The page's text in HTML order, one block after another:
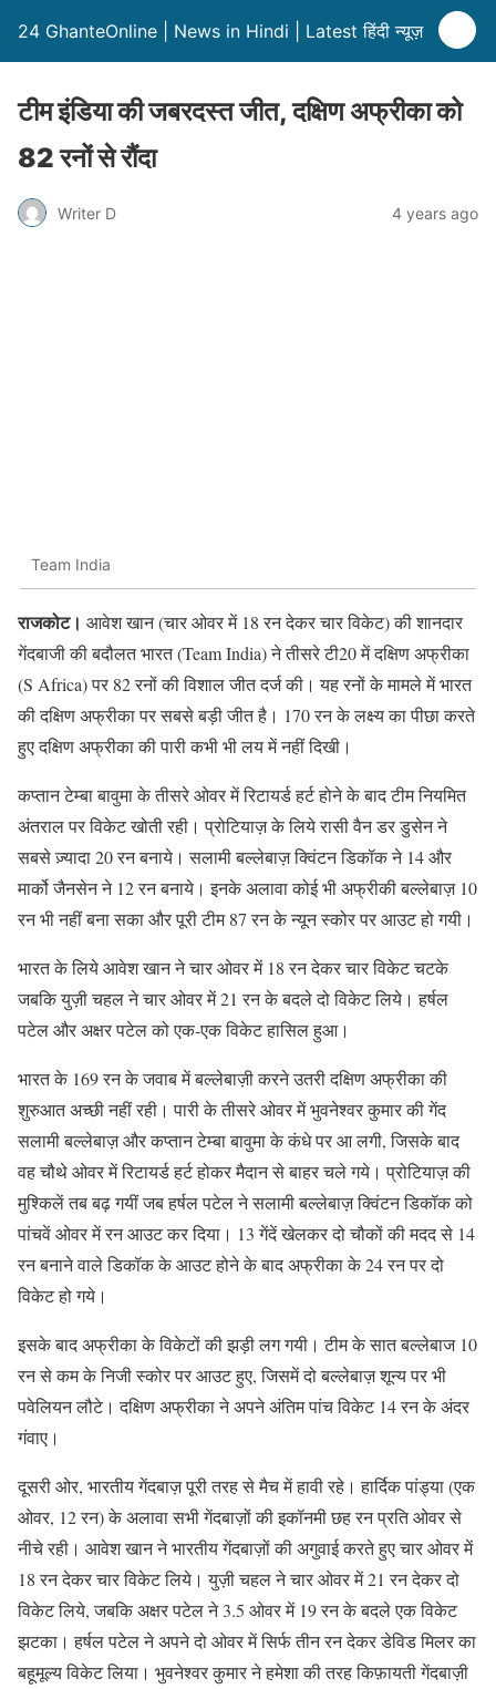
24 GhanteOnline | News in Hindi | Latest हिंदी न्यूज़
टीम इंडिया की जबरदस्त जीत, दक्षिण अफ्रीका को
82 रनों से रौंदा
Writer D 4 years ago
Team India
राजकोट। आवेश खान (चार ओवर में 18 रन देकर चार विकेट) की शानदार
गेंदबाजी की बदौलत भारत (Team India) ने तीसरे टी20 में दक्षिण अफ्रीका
(S Africa) पर 82 रनों की विशाल जीत दर्ज की। यह रनों के मामले में भारत
की दक्षिण अफ्रीका पर सबसे बड़ी जीत है। 170 रन के लक्ष्य का पीछा करते
हुए दक्षिण अफ्रीका की पारी कभी भी लय में नहीं दिखी।
कप्तान टेम्बा बावुमा के तीसरे ओवर में रिटायर्ड हर्ट होने के बाद टीम नियमित
अंतराल पर विकेट खोती रही। प्रोटियाज़ के लिये रासी वैन डर डुसेन ने
सबसे ज़्यादा 20 रन बनाये। सलामी बल्लेबाज़ क्विंटन डिकॉक ने 14 और
मार्को जैनसेन ने 12 रन बनाये। इनके अलावा कोई भी अफ्रीकी बल्लेबाज़ 10
रन भी नहीं बना सका और पूरी टीम 87 रन के न्यून स्कोर पर आउट हो गयी।
भारत के लिये आवेश खान ने चार ओवर में 18 रन देकर चार विकेट चटके
जबकि युज़ी चहल ने चार ओवर में 21 रन के बदले दो विकेट लिये। हर्षल
पटेल और अक्षर पटेल को एक-एक विकेट हासिल हुआ।
भारत के 169 रन के जवाब में बल्लेबाज़ी करने उतरी दक्षिण अफ्रीका की
शुरुआत अच्छी नहीं रही। पारी के तीसरे ओवर में भुवनेश्वर कुमार की गेंद
सलामी बल्लेबाज़ और कप्तान टेम्बा बावुमा के कंधे पर आ लगी, जिसके बाद
वह चौथे ओवर में रिटायर्ड हर्ट होकर मैदान से बाहर चले गये। प्रोटियाज़ की
मुश्किलें तब बढ़ गयीं जब हर्षल पटेल ने सलामी बल्लेबाज़ क्विंटन डिकॉक को
पांचवें ओवर में रन आउट कर दिया। 13 गेंदें खेलकर दो चौकों की मदद से 14
रन बनाने वाले डिकॉक के आउट होने के बाद अफ्रीका के 24 रन पर दो
विकेट हो गये।
इसके बाद अफ्रीका के विकेटों की झड़ी लग गयी। टीम के सात बल्लेबाज 10
रन से कम के निजी स्कोर पर आउट हुए, जिसमें दो बल्लेबाज़ शून्य पर भी
पवेलियन लौटे। दक्षिण अफ्रीका ने अपने अंतिम पांच विकेट 14 रन के अंदर
गंवाए।
दूसरी ओर, भारतीय गेंदबाज़ पूरी तरह से मैच में हावी रहे। हार्दिक पांड्या (एक
ओवर, 12 रन) के अलावा सभी गेंदबाज़ों की इकॉनमी छह रन प्रति ओवर से
नीचे रही। आवेश खान ने भारतीय गेंदबाज़ों की अगुवाई करते हुए चार ओवर में
18 रन देकर चार विकेट लिये। युज़ी चहल ने चार ओवर में 21 रन देकर दो
विकेट लिये, जबकि अक्षर पटेल ने 3.5 ओवर में 19 रन के बदले एक विकेट
झटका। हर्षल पटेल ने अपने दो ओवर में सिर्फ तीन रन देकर डेविड मिलर का
बहूमूल्य विकेट लिया। भुवनेश्वर कुमार ने हमेशा की तरह किफ़ायती गेंदबाज़ी